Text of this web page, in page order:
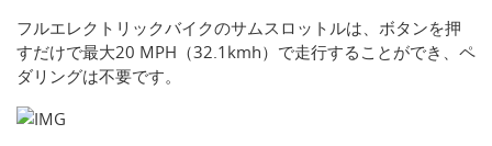
フルエレクトリックバイクのサムスロットルは、ボタンを押
すだけで最大20 MPH（32.1kmh）で走行することができ、ペ
ダリングは不要です。